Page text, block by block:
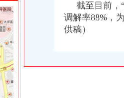
万 （工商注册）
工商注册）
万 （工商注册）
万 （工商注册）
万 （进出口权）
万 （工商注册）
100万 （进出口权）
公司 渝中 （工商注册）
”0元注册公司领导班子
大力开展对四川灾区的1元注册公司援助工作
所推行办案新模式率先实现基层执法能力指
彻落实廉政工作会议精
司流程推动重点工作全面开展
积构建食品安全监管长效机制
截至目前，“
调解率88%，
供稿）